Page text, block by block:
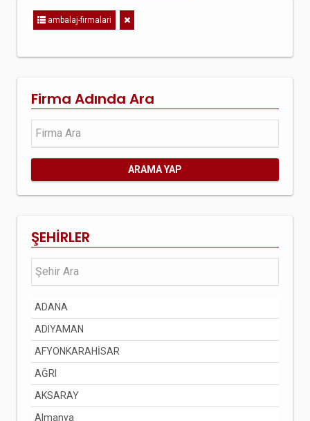
ambalaj-firmalari
Firma Adında Ara
ARAMA YAP
ŞEHİRLER
ADANA
ADIYAMAN
AFYONKARAHİSAR
AĞRI
AKSARAY
Almanya